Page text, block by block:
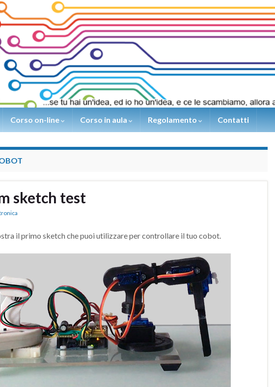
Corso on-line Corso in aula Regolamento Contatti
sketch test
il primo sketch che puoi utilizzare per controllare il tuo cobot.